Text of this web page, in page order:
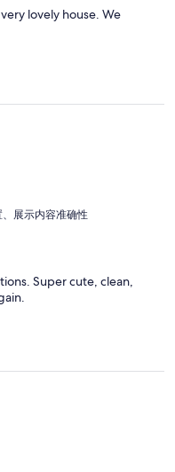
lovely house. We
展示内容准确性
Super cute, clean,